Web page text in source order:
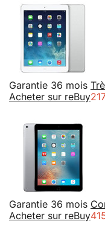
Garantie 36 mois
Acheter sur reBuy
Garantie 36 mois
Acheter sur reBuy